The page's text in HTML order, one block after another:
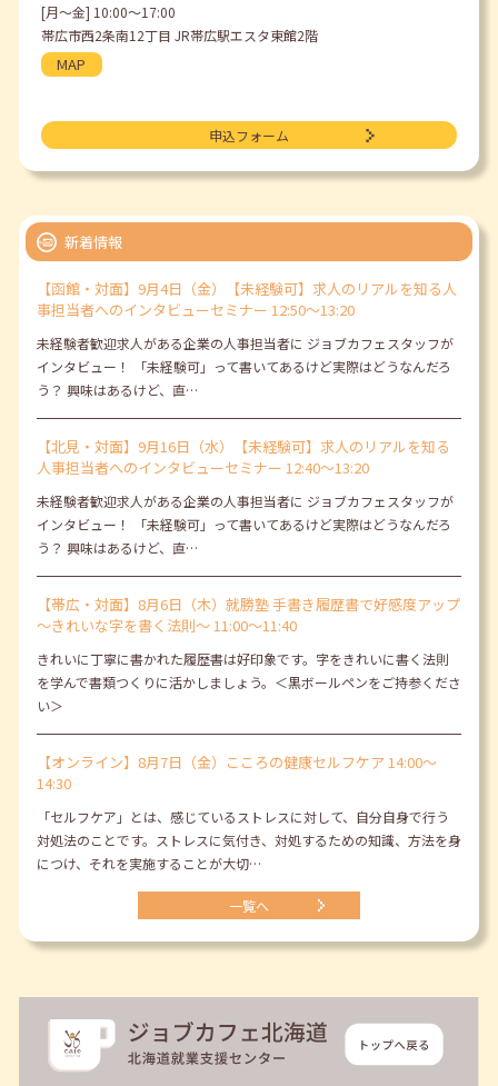
[月〜金] 10:00〜17:00
帯広市西2条南12丁目 JR帯広駅エスタ東館2階
MAP
申込フォーム
新着情報
【函館・対面】9月4日（金）【未経験可】求人のリアルを知る人
事担当者へのインタビューセミナー 12:50～13:20
未経験者歓迎求人がある企業の人事担当者に ジョブカフェスタッフが
インタビュー！ 「未経験可」って書いてあるけど実際はどうなんだろ
う？ 興味はあるけど、直…
【北見・対面】9月16日（水）【未経験可】求人のリアルを知る
人事担当者へのインタビューセミナー 12:40～13:20
未経験者歓迎求人がある企業の人事担当者に ジョブカフェスタッフが
インタビュー！ 「未経験可」って書いてあるけど実際はどうなんだろ
う？ 興味はあるけど、直…
【帯広・対面】8月6日（木）就勝塾 手書き履歴書で好感度アップ
～きれいな字を書く法則～ 11:00～11:40
きれいに丁寧に書かれた履歴書は好印象です。字をきれいに書く法則
を学んで書類つくりに活かしましょう。＜黒ボールペンをご持参くださ
い＞
【オンライン】8月7日（金）こころの健康セルフケア 14:00～
14:30
「セルフケア」とは、感じているストレスに対して、自分自身で行う
対処法のことです。ストレスに気付き、対処するための知識、方法を身
につけ、それを実施することが大切…
一覧へ